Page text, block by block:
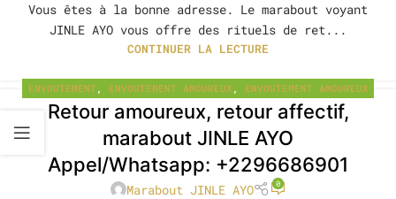
Vous êtes à la bonne adresse. Le marabout voyant
JINLE AYO vous offre des rituels de ret...
CONTINUER LA LECTURE
ENVOUTEMENT , ENVOUTEMENT AMOUREUX , ENVOUTEMENT AMOUREUX
PAR CHEVEUX,ENVOUTEMENT AMOUREUX PAR LE NOM,
FAIRE REVENIR SON EX,PRIÈRE POUR FAIRE REVENIR
SON EX,PRIÈRE TRÈS PUISSANTE POUR L'AMOUR,RITUEL
D'AMOUR, RITUEL DE RETOUR AFFECTIF
Retour amoureux, retour affectif,
marabout JINLE AYO
Appel/Whatsapp: +2296686901
Marabout JINLE AYO 0